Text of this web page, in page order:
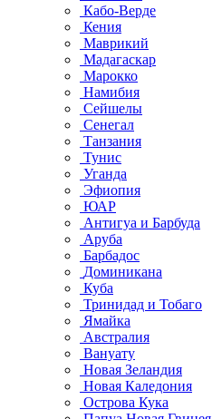
Кабо-Верде
Кения
Маврикий
Мадагаскар
Марокко
Намибия
Сейшелы
Сенегал
Танзания
Тунис
Уганда
Эфиопия
ЮАР
Антигуа и Барбуда
Аруба
Барбадос
Доминикана
Куба
Тринидад и Тобаго
Ямайка
Австралия
Вануату
Новая Зеландия
Новая Каледония
Острова Кука